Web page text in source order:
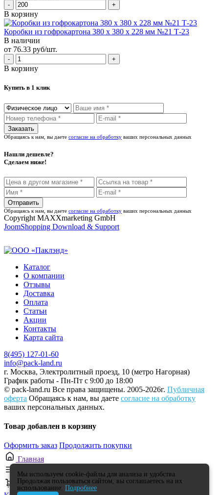
В корзину
Коробки из гофрокартона 380 х 380 х 228 мм №21 Т-23
В наличии
от 76.33 руб/шт.
В корзину
Купить в 1 клик
Обращаясь к нам, вы даете согласие на обработку ваших персональных данных
Нашли дешевле?
Сделаем ниже!
Обращаясь к нам, вы даете согласие на обработку ваших персональных данных
Copyright MAXXmarketing GmbH
JoomShopping Download & Support
Каталог
О компании
Отзывы
Доставка
Оплата
Статьи
Акции
Контакты
Карта сайта
8(495) 127-01-60
info@pack-land.ru
г. Москва, Электролитный проезд, 10 (метро Нагорная)
График работы - Пн-Пт с 9:00 до 18:00
© pack-land.ru Все права защищены. 2005-2026г. Публичная
оферта Обращаясь к нам, вы даете согласие на обработку
ваших персональных данных.
Товар добавлен в корзину
Оформить заказ Продолжить покупки
Главная
Каталог
0
Мы используем cookie-файлы для анализа и удобства.
Продолжая пользоваться сайтом, вы соглашаетесь на их
использование. Подробнее